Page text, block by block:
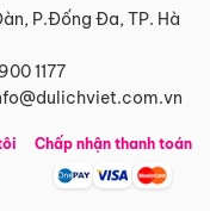
P.Đống Đa, TP. Hà
1177
Chấp nhận thanh toán